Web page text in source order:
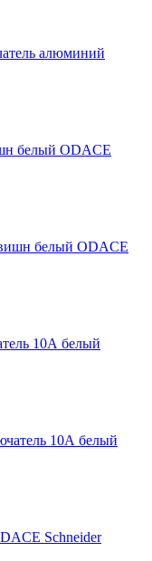
белый ODACE
10А белый
Schneider